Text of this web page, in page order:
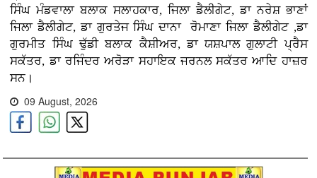
ਸਿੰਘ ਮੰਡਵਾਲਾ ਬਲਾਕ ਸਲਾਹਕਾਰ, ਜਿਲਾ ਡੈਲੀਗੇਟ, ਡਾ ਨਰੇਸ਼ ਭਾਣਾਂ
ਜਿਲਾ ਡੈਲੀਗੇਟ, ਡਾ ਗੁਰਤੇਜ ਸਿੰਘ ਦਾਨਾ ਰੋਮਾਣਾ ਜਿਲਾ ਡੈਲੀਗੇਟ ,ਡਾ
ਗੁਰਮੀਤ ਸਿੰਘ ਢੁੱਡੀ ਬਲਾਕ ਕੈਸ਼ੀਅਰ, ਡਾ ਯਸ਼ਪਾਲ ਗੁਲਾਟੀ ਪ੍ਰੈਸ
ਸਕੱਤਰ, ਡਾ ਰਜਿੰਦਰ ਅਰੋੜਾ ਸਹਾਇਕ ਜਰਨਲ ਸਕੱਤਰ ਆਦਿ ਹਾਜ਼ਰ
ਸਨ।
09 August, 2026